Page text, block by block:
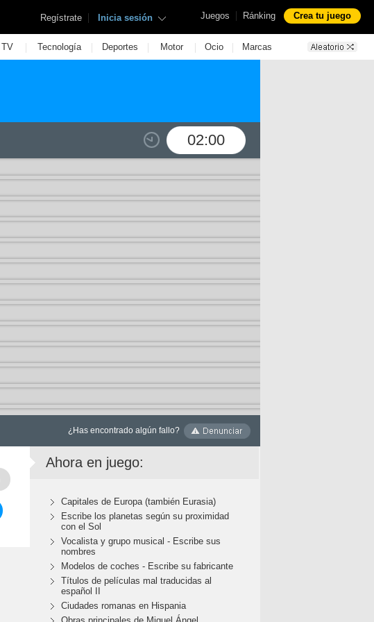
Juegos | Ránking Crea tu juego
Regístrate | Inicia sesión
TV | Tecnología | Deportes | Motor | Ocio | Marcas
02:00
¿Has encontrado algún fallo?
Ahora en juego:
Capitales de Europa (también Eurasia)
Escribe los planetas según su proximidad
con el Sol
Vocalista y grupo musical - Escribe sus
nombres
Modelos de coches - Escribe su fabricante
Títulos de películas mal traducidas al
español II
Ciudades romanas en Hispania